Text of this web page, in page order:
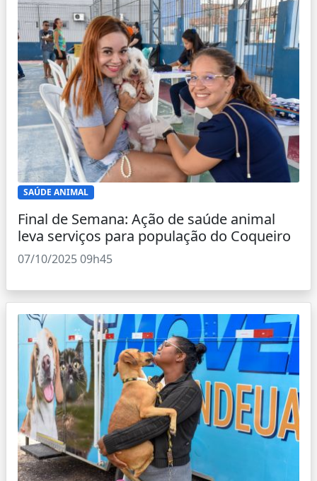
SAÚDE ANIMAL
Final de Semana: Ação de saúde animal
leva serviços para população do Coqueiro
07/10/2025 09h45